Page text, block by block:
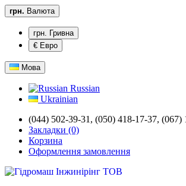
грн. Валюта
грн. Гривна
€ Евро
Мова
Russian
Ukrainian
(044) 502-39-31, (050) 418-17-37, (067)
Закладки (0)
Корзина
Оформлення замовлення